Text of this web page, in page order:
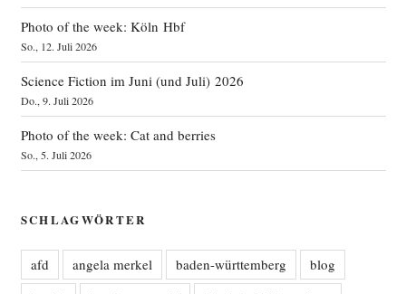
Photo of the week: Köln Hbf
So., 12. Juli 2026
Science Fiction im Juni (und Juli) 2026
Do., 9. Juli 2026
Photo of the week: Cat and berries
So., 5. Juli 2026
SCHLAGWÖRTER
afd angela merkel baden-württemberg
blog